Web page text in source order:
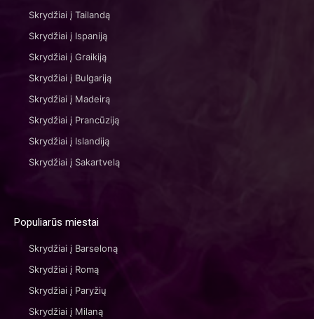
Skrydžiai į Tailandą
Skrydžiai į Ispaniją
Skrydžiai į Graikiją
Skrydžiai į Bulgariją
Skrydžiai į Madeirą
Skrydžiai į Prancūziją
Skrydžiai į Islandiją
Skrydžiai į Sakartvelą
Populiarūs miestai
Skrydžiai į Barseloną
Skrydžiai į Romą
Skrydžiai į Paryžių
Skrydžiai į Milaną